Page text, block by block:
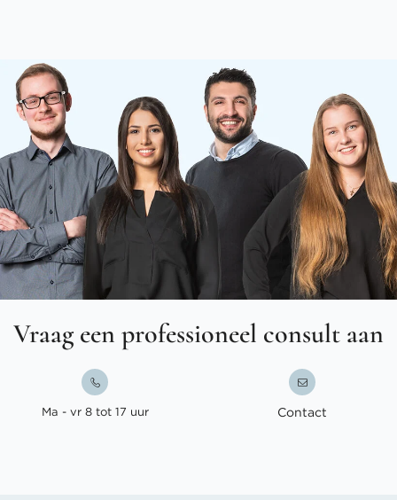
Vraag een professioneel consult aan
Ma - vr 8 tot 17 uur Contact